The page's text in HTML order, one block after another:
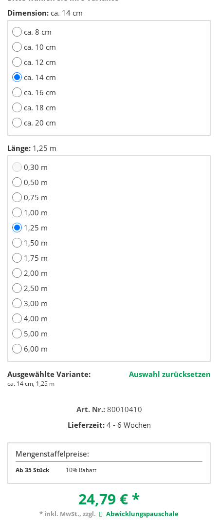
Dimension: ca. 14 cm
ca. 8 cm
ca. 10 cm
ca. 12 cm
ca. 14 cm
ca. 16 cm
ca. 18 cm
ca. 20 cm
Länge: 1,25 m
0,30 m
0,50 m
0,75 m
1,00 m
1,25 m
1,50 m
1,75 m
2,00 m
2,50 m
3,00 m
4,00 m
5,00 m
6,00 m
Ausgewählte Variante: Auswahl zurücksetzen
ca. 14 cm, 1,25 m
Art. Nr.:80010410
Lieferzeit:4 - 6 Wochen
Mengenstaffelpreise:
Ab 35 Stück 10% Rabatt
24,79 € *
* inkl. MwSt., zzgl. Abwicklungspauschale